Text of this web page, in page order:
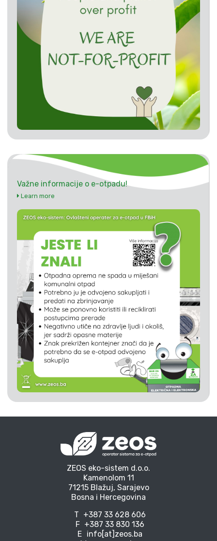
Važne informacije o e-otpadu!
Learn more
ZEOS eko-sistem d.o.o.
Kamenolom 11
71215 Blažuj, Sarajevo
Bosna i Hercegovina
T +387 33 628 606
F +387 33 830 136
E info[at]zeos.ba